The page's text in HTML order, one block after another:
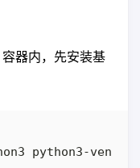
容器内，先安装基